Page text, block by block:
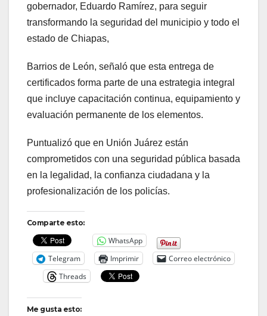
gobernador, Eduardo Ramírez, para seguir
transformando la seguridad del municipio y todo el
estado de Chiapas,
Barrios de León, señaló que esta entrega de
certificados forma parte de una estrategia integral
que incluye capacitación continua, equipamiento y
evaluación permanente de los elementos.
Puntualizó que en Unión Juárez están
comprometidos con una seguridad pública basada
en la legalidad, la confianza ciudadana y la
profesionalización de los policías.
Comparte esto:
WhatsApp
Telegram
Imprimir
Correo electrónico
Threads
Me gusta esto: